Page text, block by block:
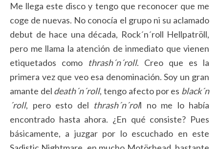
Me llega este disco y tengo que reconocer que me
coge de nuevas. No conocía el grupo ni su aclamado
debut de hace una década, Rock´n´roll Hellpatröll,
pero me llama la atención de inmediato que vienen
etiquetados como thrash´n´roll. Creo que es la
primera vez que veo esa denominación. Soy un gran
amante del death´n´roll, tengo afecto por es black´n
´roll, pero esto del thrash´n´roll no me lo había
encontrado hasta ahora. ¿En qué consiste? Pues
básicamente, a juzgar por lo escuchado en este